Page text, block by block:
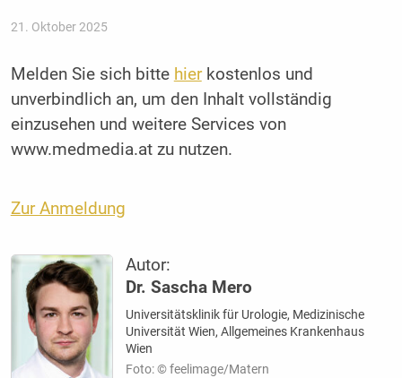
21. Oktober 2025
Melden Sie sich bitte hierkostenlos und
unverbindlich an, um den Inhalt vollständig
einzusehen und weitere Services von
www.medmedia.at zu nutzen.
Zur Anmeldung
Autor:
Dr. Sascha Mero
Universitätsklinik für Urologie, Medizinische
Universität Wien, Allgemeines Krankenhaus
Wien
Foto: © feelimage/Matern